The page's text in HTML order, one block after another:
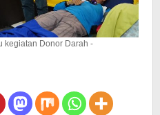
kegiatan Donor Darah -